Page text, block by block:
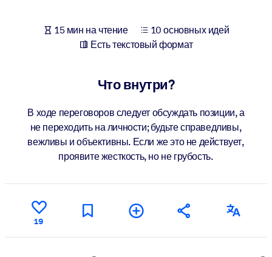
Используйте надежные структурированные знания для
15 мин на чтение
10 основных идей
Есть текстовый формат
Что внутри?
В ходе переговоров следует обсуждать позиции, а
не переходить на личности; будьте справедливы,
вежливы и объективны. Если же это не действует,
проявите жесткость, но не грубость.
19